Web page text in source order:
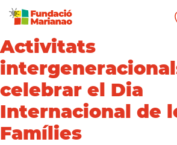
Activitats
celebrar el Dia
Internacional de
Famílies